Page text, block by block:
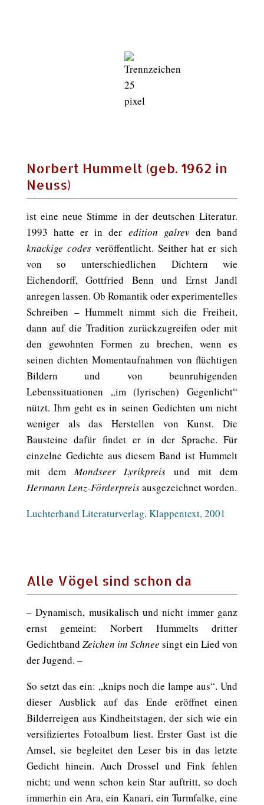
Norbert Hummelt (geb. 1962 in
Neuss)
ist eine neue Stimme in der deutschen Literatur.
1993 hatte er in der edition galrevden band
knackige codesveröffentlicht. Seither hat er sich
von so unterschiedlichen Dichtern wie
Eichendorff, Gottfried Benn und Ernst Jandl
anregen lassen. Ob Romantik oder experimentelles
Schreiben – Hummelt nimmt sich die Freiheit,
dann auf die Tradition zurückzugreifen oder mit
den gewohnten Formen zu brechen, wenn es
seinen dichten Momentaufnahmen von flüchtigen
Bildern und von beunruhigenden
Lebenssituationen „im (lyrischen) Gegenlicht“
nützt. Ihm geht es in seinen Gedichten um nicht
weniger als das Herstellen von Kunst. Die
Bausteine dafür findet er in der Sprache. Für
einzelne Gedichte aus diesem Band ist Hummelt
mit demMondseer Lyrikpreis und mit dem
Hermann Lenz-Förderpreisausgezeichnet worden.
Luchterhand Literaturverlag, Klappentext, 2001
Alle Vögel sind schon da
– Dynamisch, musikalisch und nicht immer ganz
ernst gemeint: Norbert Hummelts dritter
GedichtbandZeichen im Schnee singt ein Lied von
der Jugend. –
So setzt das ein: „knips noch die lampe aus“. Und
dieser Ausblick auf das Ende eröffnet einen
Bilderreigen aus Kindheitstagen, der sich wie ein
versifiziertes Fotoalbum liest. Erster Gast ist die
Amsel, sie begleitet den Leser bis in das letzte
Gedicht hinein. Auch Drossel und Fink fehlen
nicht; und wenn schon kein Star auftritt, so doch
immerhin ein Ara, ein Kanari, ein Turmfalke, eine